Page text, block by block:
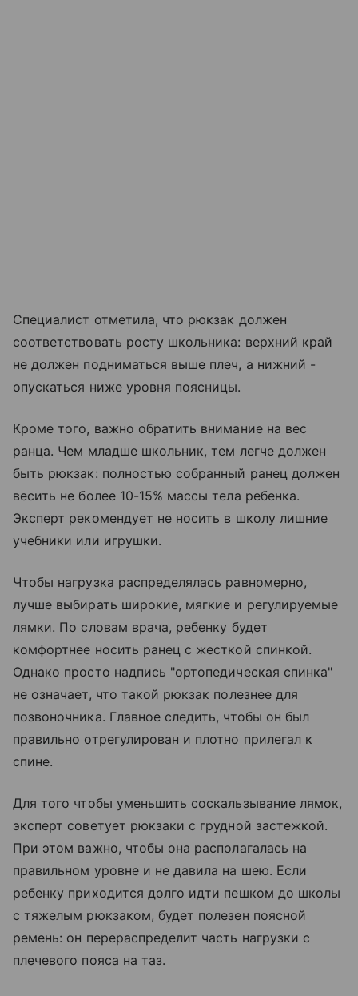
Специалист отметила, что рюкзак должен
соответствовать росту школьника: верхний край
не должен подниматься выше плеч, а нижний -
опускаться ниже уровня поясницы.
Кроме того, важно обратить внимание на вес
ранца. Чем младше школьник, тем легче должен
быть рюкзак: полностью собранный ранец должен
весить не более 10-15% массы тела ребенка.
Эксперт рекомендует не носить в школу лишние
учебники или игрушки.
Чтобы нагрузка распределялась равномерно,
лучше выбирать широкие, мягкие и регулируемые
лямки. По словам врача, ребенку будет
комфортнее носить ранец с жесткой спинкой.
Однако просто надпись "ортопедическая спинка"
не означает, что такой рюкзак полезнее для
позвоночника. Главное следить, чтобы он был
правильно отрегулирован и плотно прилегал к
спине.
Для того чтобы уменьшить соскальзывание лямок,
эксперт советует рюкзаки с грудной застежкой.
При этом важно, чтобы она располагалась на
правильном уровне и не давила на шею. Если
ребенку приходится долго идти пешком до школы
с тяжелым рюкзаком, будет полезен поясной
ремень: он перераспределит часть нагрузки с
плечевого пояса на таз.